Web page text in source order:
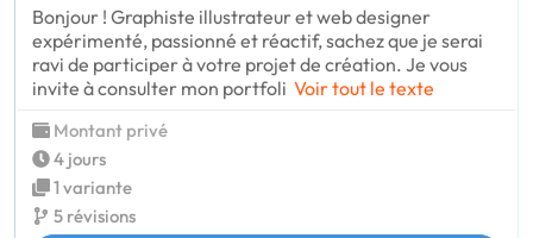
Bonjour ! Graphiste illustrateur et web designer
expérimenté, passionné et réactif, sachez que je serai
ravi de participer à votre projet de création. Je vous
invite à consulter mon portfoli Voir tout le texte
Montant privé
4 jours
1 variante
5 révisions